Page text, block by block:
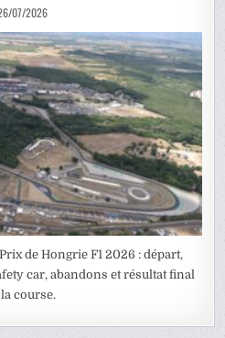
07/2026
de Hongrie F1 2026 : départ,
car, abandons et résultat final
course.